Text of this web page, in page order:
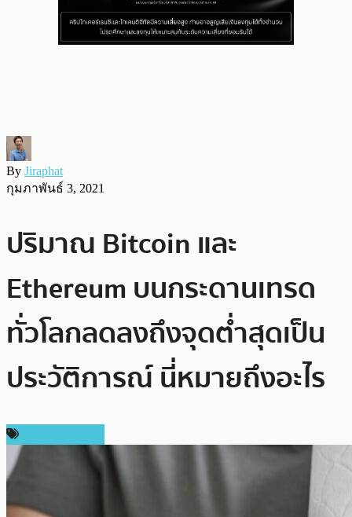
By Jiraphat
กุมภาพันธ์ 3, 2021
ปริมาณ Bitcoin และ
Ethereum บนกระดานเทรด
ทั่วโลกลดลงถึงจุดต่ำสุดเป็น
ประวัติการณ์ นี่หมายถึงอะไร